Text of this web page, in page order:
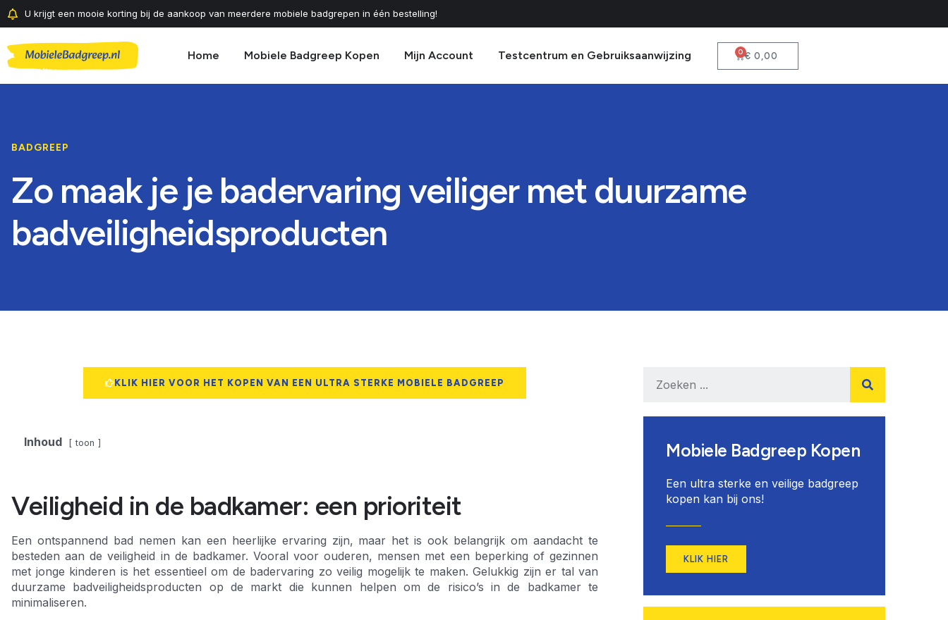
U krijgt een mooie korting bij de aankoop van meerdere mobiele badgrepen in één bestelling!
Home Mobiele Badgreep Kopen Mijn Account Testcentrum en Gebruiksaanwijzing € 0,00
0
BADGREEP
Zo maak je je badervaring veiliger met duurzame
badveiligheidsproducten
KLIK HIER VOOR HET KOPEN VAN EEN ULTRA STERKE MOBIELE BADGREEP
Inhoud toon
Veiligheid in de badkamer: een prioriteit
Een ontspannend bad nemen kan een heerlijke ervaring zijn, maar het is ook belangrijk om aandacht te
besteden aan de veiligheid in de badkamer. Vooral voor ouderen, mensen met een beperking of gezinnen
met jonge kinderen is het essentieel om de badervaring zo veilig mogelijk te maken. Gelukkig zijn er tal van
duurzame badveiligheidsproducten op de markt die kunnen helpen om de risico’s in de badkamer te
minimaliseren.
Mobiele Badgreep Kopen
Een ultra sterke en veilige badgreep
kopen kan bij ons!
KLIK HIER